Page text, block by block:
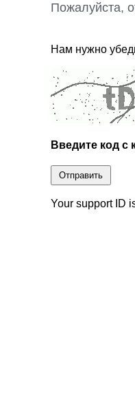
Пожалуйста,
Нам нужно
Введите код с
Отправить
Your support ID